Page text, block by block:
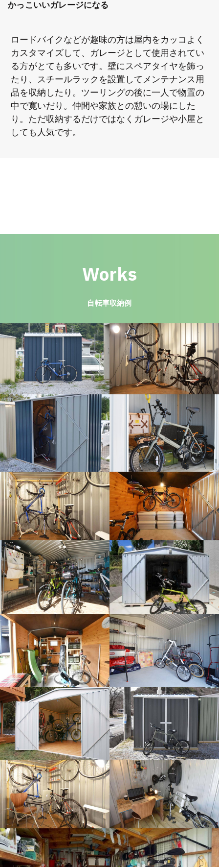
かっこいいガレージになる
ロードバイクなどが趣味の方は屋内をカッコよく
カスタマイズして、ガレージとして使用されてい
る方がとても多いです。壁にスペアタイヤを飾っ
たり、スチールラックを設置してメンテナンス用
品を収納したり。ツーリングの後に一人で物置の
中で寛いだり。仲間や家族との憩いの場にした
り。ただ収納するだけではなくガレージや小屋と
しても人気です。
Works
自転車収納例